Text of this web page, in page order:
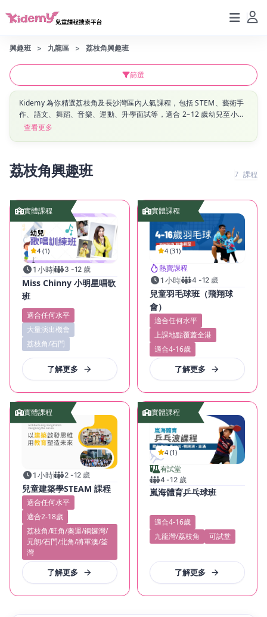
興趣班 九龍區 荔枝角興趣班
篩選
Kidemy 為你精選荔枝角及長沙灣區內人氣課程，包括 STEM、藝術手
作、語文、舞蹈、音樂、運動、升學面試等，適合 2–12 歲幼兒至小學
生。立即瀏覽荔枝角、長沙灣區最新興趣班資訊，幫孩子搵到啱心水嘅
查看更多
荔枝角興趣班 7 課程
4 (1)
1 小時 3 -12 歲
Miss Chinny 小明星唱歌
班
適合任何水平
大量演出機會
荔枝角/石門
了解更多
實體課程
4 (31)
熱賣課程
1 小時 4-12 歲
兒童羽毛球班（飛翔球
會）
適合任何水平
上課地點覆蓋全港
適合4-16歲
了解更多
實體課程
1 小時 2-12 歲
兒童建築學STEAM 課程
適合任何水平
適合2-18歲
荔枝角/旺角/奧運/銅鑼灣/
元朗/石門/北角/將軍澳/荃
灣
了解更多
實體課程
4 (1)
有試堂
4-12 歲
嵐海體育乒乓球班
適合4-16歲
九龍灣/荔枝角
可試堂
了解更多
實體課程